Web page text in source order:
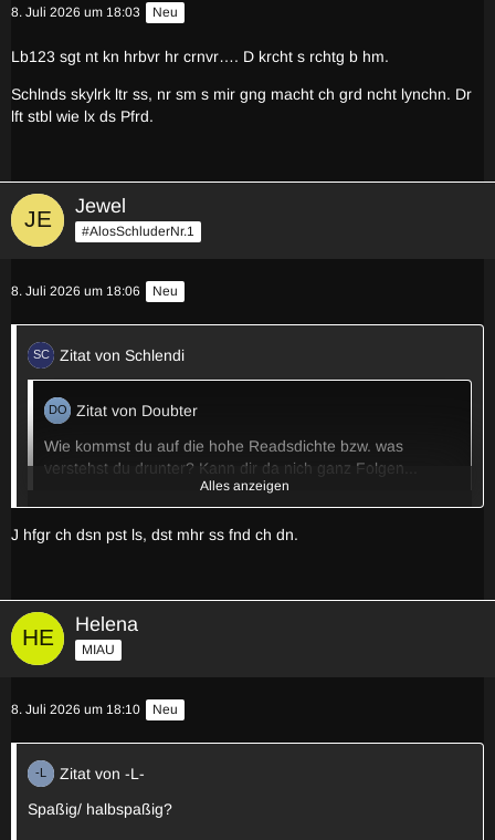
8. Juli 2026 um 18:03 Neu
Lb123 sgt nt kn hrbvr hr crnvr…. D krcht s rchtg b hm.
Schlnds skylrk ltr ss, nr sm s mir gng macht ch grd ncht lynchn. Dr
lft stbl wie lx ds Pfrd.
Jewel
#AlosSchluderNr.1
8. Juli 2026 um 18:06 Neu
Zitat von Schlendi
Zitat von Doubter
Wie kommst du auf die hohe Readsdichte bzw. was
verstehst du drunter? Kann dir da nich ganz Folgen...
vergleichsweise viele geäußerte Tendenzen, bei bisher
geringer Spiellaufzeit
Zitat von linkey
Sie würde nicht HD wollen werden, wäre sie Wolf
wie ernst ist der read auf einer Skala von xaver bis blacklands
Zitat von -L-
Alles anzeigen
J hfgr ch dsn pst ls, dst mhr ss fnd ch dn.
Helena
MIAU
8. Juli 2026 um 18:10 Neu
Zitat von -L-
Spaßig/ halbspaßig?